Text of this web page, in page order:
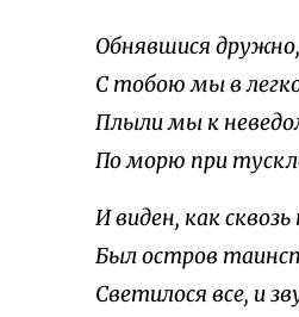
Обнявшися
С тобою мы в
Плыли мы к
По морю при
И виден, как
Был остров
Светилося все, и